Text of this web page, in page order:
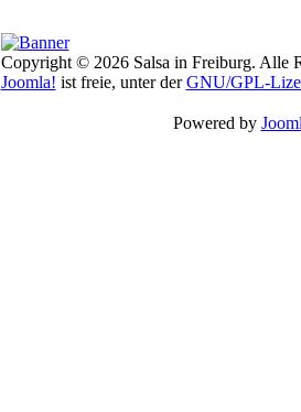
Copyright © 2026 Salsa in Freiburg. Alle
Joomla! ist freie, unter derGNU/GPL-
Powered by